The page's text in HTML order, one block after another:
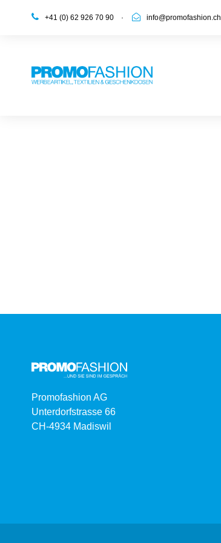
+41 (0) 62 926 70 90 · info@promofashion.ch
Promofashion AG
Unterdorfstrasse 66
CH-4934 Madiswil